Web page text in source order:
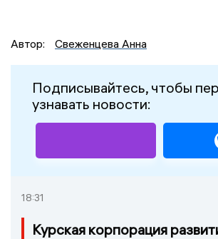
Автор: Свеженцева Анна
Подписывайтесь, чтобы
узнавать новости:
18:31
Курская корпорация